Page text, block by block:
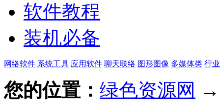
软件教程
装机必备
网络软件 系统工具 应用软件 聊天联络 图形图像 多媒体类 行
您的位置： 绿色资源网